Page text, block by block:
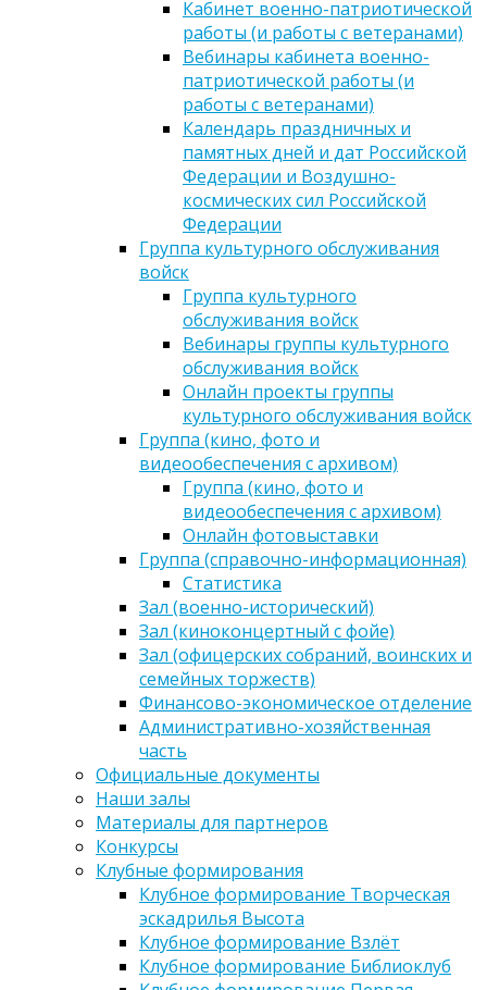
Кабинет военно-патриотической
работы (и работы с ветеранами)
Вебинары кабинета военно-
патриотической работы (и
работы с ветеранами)
Календарь праздничных и
памятных дней и дат Российской
Федерации и Воздушно-
космических сил Российской
Федерации
Группа культурного обслуживания
войск
Группа культурного
обслуживания войск
Вебинары группы культурного
обслуживания войск
Онлайн проекты группы
культурного обслуживания войск
Группа (кино, фото и
видеообеспечения с архивом)
Группа (кино, фото и
видеообеспечения с архивом)
Онлайн фотовыставки
Группа (справочно-информационная)
Статистика
Зал (военно-исторический)
Зал (киноконцертный с фойе)
Зал (офицерских собраний, воинских и
семейных торжеств)
Финансово-экономическое отделение
Административно-хозяйственная
часть
Официальные документы
Наши залы
Материалы для партнеров
Конкурсы
Клубные формирования
Клубное формирование Творческая
эскадрилья Высота
Клубное формирование Взлёт
Клубное формирование Библиоклуб